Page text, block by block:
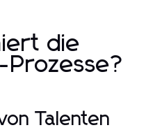
die
Prozesse?
Talenten